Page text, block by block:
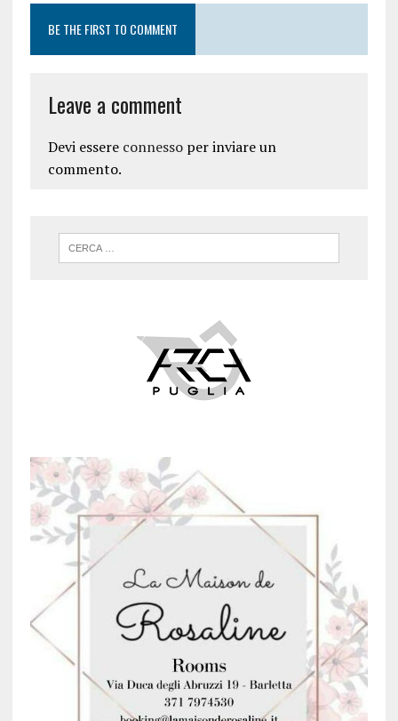
BE THE FIRST TO COMMENT
Leave a comment
Devi essere connessoper inviare un
commento.